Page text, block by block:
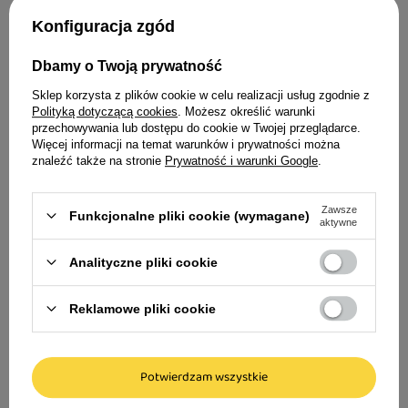
Kształt naturalnego patyka
uwielbiających noszenie i aportowanie kijów.
Wytrzymały materiał TPR— odporny na
gryzienie, pękanie i odkształcenia.
Bezpieczna alternatywa dla drewna— bez
Wyżłobiona powierzchnia— wspiera masaż
dziąseł i pewny chwyt.
Rozmiar 14 cm / średnica 4 cm— odpowiedni dla
psów małych i średnich ras.
podczas spacerów i zabawy.
Uniwersalne zastosowanie— do gryzienia,
Trixie Karta do usuwania kleszczy
8,99 zł
15,99 zł
Konfiguracja zgód
Dbamy o Twoją prywatność
Sklep korzysta z plików cookie w celu realizacji usług zgodnie z
Polityką dotyczącą cookies . Możesz określić warunki
przechowywania lub dostępu do cookie w Twojej przeglądarce.
Więcej informacji na temat warunków i prywatności można
znaleźć także na stronie Prywatność i warunki Google
Funkcjonalne pliki cookie (wymagane)
Zawsze
aktywne
Analityczne pliki cookie
Reklamowe pliki cookie
Potwierdzam wszystkie